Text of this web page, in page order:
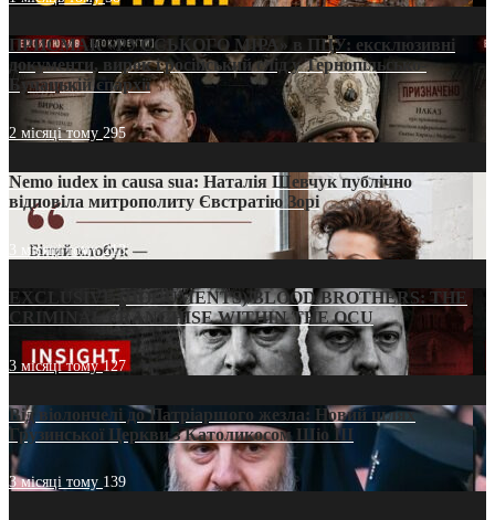
ПРИСМАК «РУССЬКОГО МІРА» в ПЦУ: ексклюзивні
документи, вирок і російський слід у Тернопільсько-
Бучацькій єпархії
2 місяці тому 295
Nemo iudex in causa sua: Наталія Шевчук публічно
відповіла митрополиту Євстратію Зорі
3 місяці тому213
EXCLUSIVE (DOCUMENTS)/BLOOD BROTHERS: THE
CRIMINAL FRANCHISE WITHIN THE OCU
3 місяці тому127
Від віолончелі до Патріаршого жезла: Новий шлях
Грузинської Церкви з Католикосом Шіо III
3 місяці тому 139